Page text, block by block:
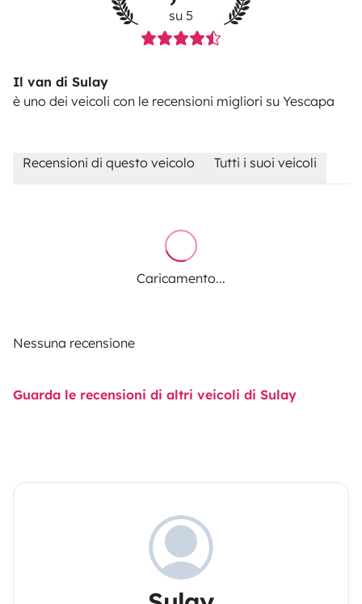
su 5
Il van di Sulay
è uno dei veicoli con le recensioni migliori su Yescapa
Recensioni di questo veicolo Tutti i suoi veicoli
Caricamento...
Nessuna recensione
Guarda le recensioni di altri veicoli di Sulay